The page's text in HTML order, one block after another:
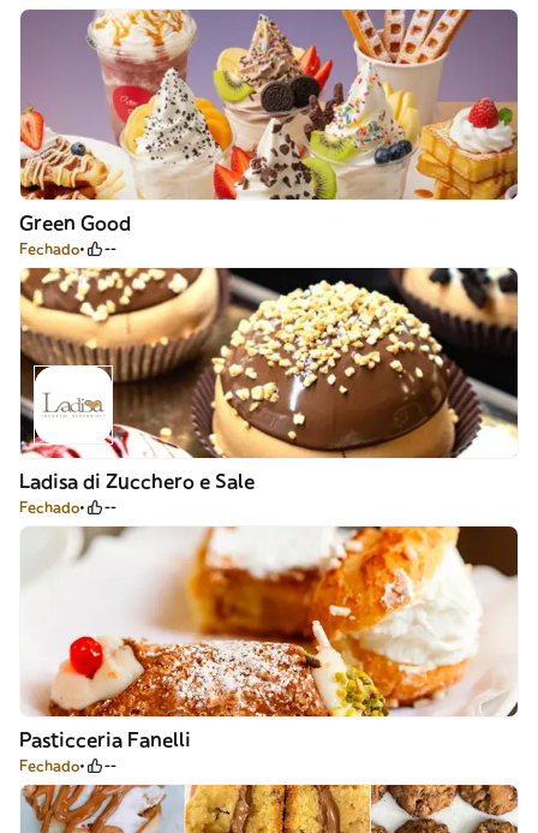
Green Good
Fechado --
Ladisa di Zucchero e Sale
Fechado --
Pasticceria Fanelli
Fechado --